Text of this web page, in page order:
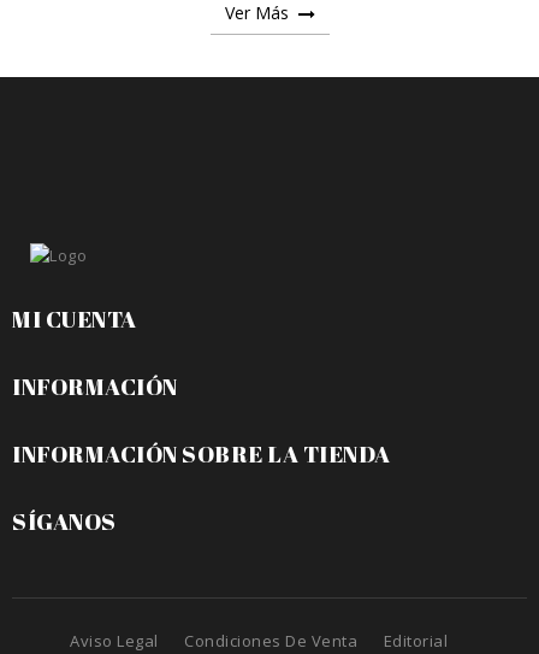
Ver Más
MI CUENTA
INFORMACIÓN
INFORMACIÓN SOBRE LA TIENDA
SÍGANOS
Aviso Legal Condiciones De Venta Editorial